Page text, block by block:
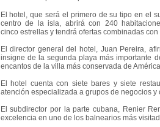
El hotel, que será el primero de su tipo en el
centro de la isla, abrirá con 240
cinco estrellas y tendrá ofertas combinadas
El director general del hotel, Juan Pereira,
insigne de la segunda playa más importante
encantos de la villa más conservada de
El hotel cuenta con siete bares y siete
atención especializada a grupos de negocios y
El subdirector por la parte cubana, Renier
excelencia en uno de los balnearios más